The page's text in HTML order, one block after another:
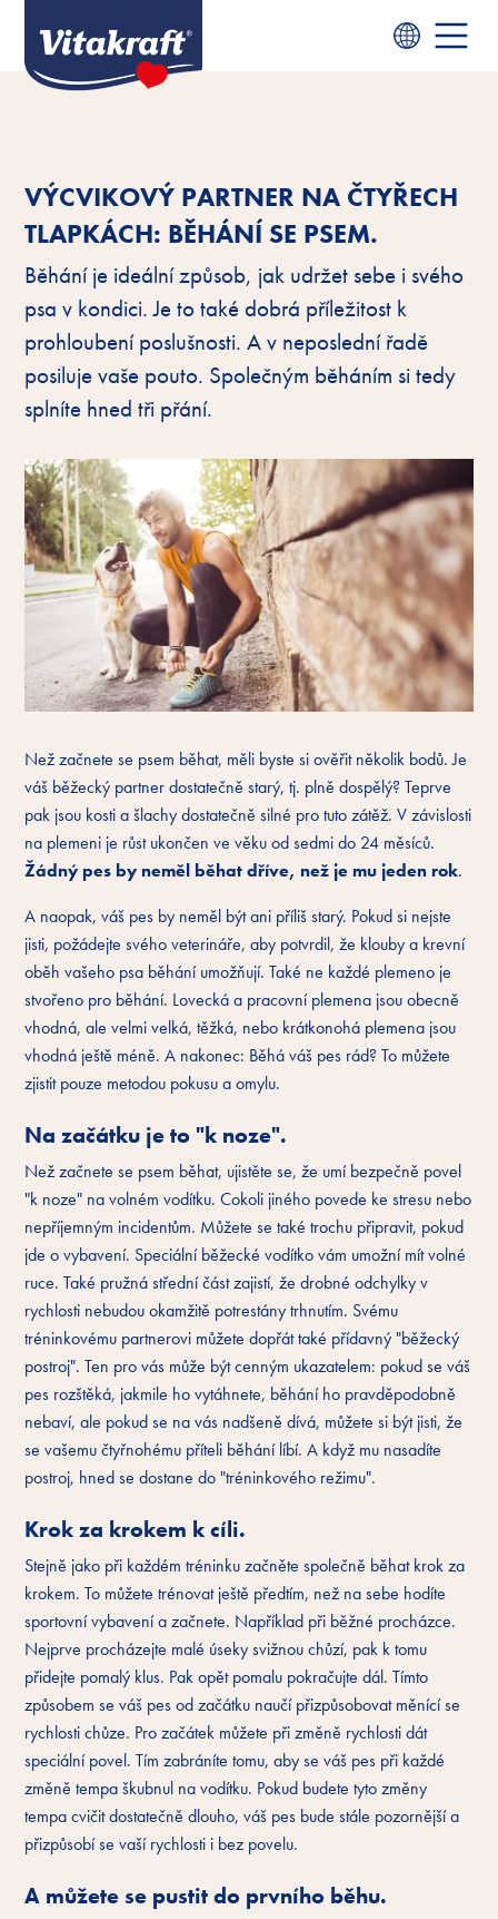
VÝCVIKOVÝ PARTNER NA ČTYŘECH
TLAPKÁCH: BĚHÁNÍ SE PSEM.
Běhání je ideální způsob, jak udržet sebe i svého
psa v kondici. Je to také dobrá příležitost k
prohloubení poslušnosti. A v neposlední řadě
posiluje vaše pouto. Společným běháním si tedy
splníte hned tři přání.
Než začnete se psem běhat, měli byste si ověřit několik bodů. Je
váš běžecký partner dostatečně starý, tj. plně dospělý? Teprve
pak jsou kosti a šlachy dostatečně silné pro tuto zátěž. V závislosti
na plemeni je růst ukončen ve věku od sedmi do 24 měsíců.
Žádný pes by neměl běhat dříve, než je mu jeden rok.
A naopak, váš pes by neměl být ani příliš starý. Pokud si nejste
jisti, požádejte svého veterináře, aby potvrdil, že klouby a krevní
oběh vašeho psa běhání umožňují. Také ne každé plemeno je
stvořeno pro běhání. Lovecká a pracovní plemena jsou obecně
vhodná, ale velmi velká, těžká, nebo krátkonohá plemena jsou
vhodná ještě méně. A nakonec: Běhá váš pes rád? To můžete
zjistit pouze metodou pokusu a omylu.
Na začátku je to "k noze".
Než začnete se psem běhat, ujistěte se, že umí bezpečně povel
"k noze" na volném vodítku. Cokoli jiného povede ke stresu nebo
nepříjemným incidentům. Můžete se také trochu připravit, pokud
jde o vybavení. Speciální běžecké vodítko vám umožní mít volné
ruce. Také pružná střední část zajistí, že drobné odchylky v
rychlosti nebudou okamžitě potrestány trhnutím. Svému
tréninkovému partnerovi můžete dopřát také přídavný "běžecký
postroj". Ten pro vás může být cenným ukazatelem: pokud se váš
pes rozštěká, jakmile ho vytáhnete, běhání ho pravděpodobně
nebaví, ale pokud se na vás nadšeně dívá, můžete si být jisti, že
se vašemu čtyřnohému příteli běhání líbí. A když mu nasadíte
postroj, hned se dostane do "tréninkového režimu".
Krok za krokem k cíli.
Stejně jako při každém tréninku začněte společně běhat krok za
krokem. To můžete trénovat ještě předtím, než na sebe hodíte
sportovní vybavení a začnete. Například při běžné procházce.
Nejprve procházejte malé úseky svižnou chůzí, pak k tomu
přidejte pomalý klus. Pak opět pomalu pokračujte dál. Tímto
způsobem se váš pes od začátku naučí přizpůsobovat měnící se
rychlosti chůze. Pro začátek můžete při změně rychlosti dát
speciální povel. Tím zabráníte tomu, aby se váš pes při každé
změně tempa škubnul na vodítku. Pokud budete tyto změny
tempa cvičit dostatečně dlouho, váš pes bude stále pozornější a
přizpůsobí se vaší rychlosti i bez povelu.
A můžete se pustit do prvního běhu.